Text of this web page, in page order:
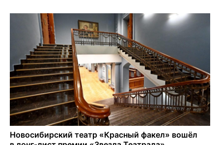
Персидский ковер «108 шахов» впервые вывезли из музея
Востока в Новосибирск
Актриса из Новосибирска Евгения Туркова сыграла мать
в сериале «Малой»